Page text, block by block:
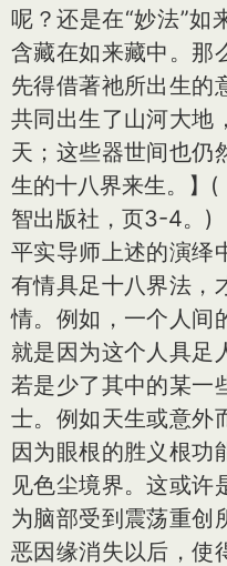
呢？还是在“妙法”如
含藏在如来藏中。那
先得借著祂所出生的
共同出生了山河大地
天；这些器世间也仍
生的十八界来生。】
智出版社，页3-4。)
平实导师上述的演绎
有情具足十八界法，
情。例如，一个人间
就是因为这个人具足
若是少了其中的某一
士。例如天生或意外
因为眼根的胜义根功
见色尘境界。这或许
为脑部受到震荡重创
恶因缘消失以后，使